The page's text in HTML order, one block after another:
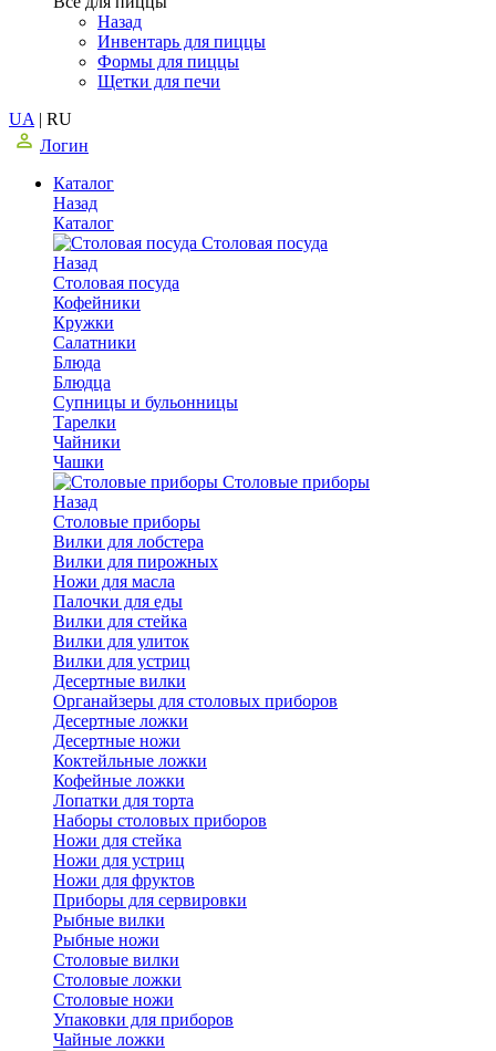
Назад
Инвентарь для пиццы
Формы для пиццы
Щетки для печи
UA | RU
Логин
Каталог
Назад
Каталог
Столовая посуда
Назад
Столовая посуда
Кофейники
Кружки
Салатники
Блюда
Блюдца
Супницы и бульонницы
Тарелки
Чайники
Чашки
Cтоловые приборы
Назад
Cтоловые приборы
Вилки для лобстера
Вилки для пирожных
Ножи для масла
Палочки для еды
Вилки для стейка
Вилки для улиток
Вилки для устриц
Десертные вилки
Органайзеры для столовых приборов
Десертные ложки
Десертные ножи
Коктейльные ложки
Кофейные ложки
Лопатки для торта
Наборы столовых приборов
Ножи для стейка
Ножи для устриц
Ножи для фруктов
Приборы для сервировки
Рыбные вилки
Рыбные ножи
Столовые вилки
Столовые ложки
Столовые ножи
Упаковки для приборов
Чайные ложки